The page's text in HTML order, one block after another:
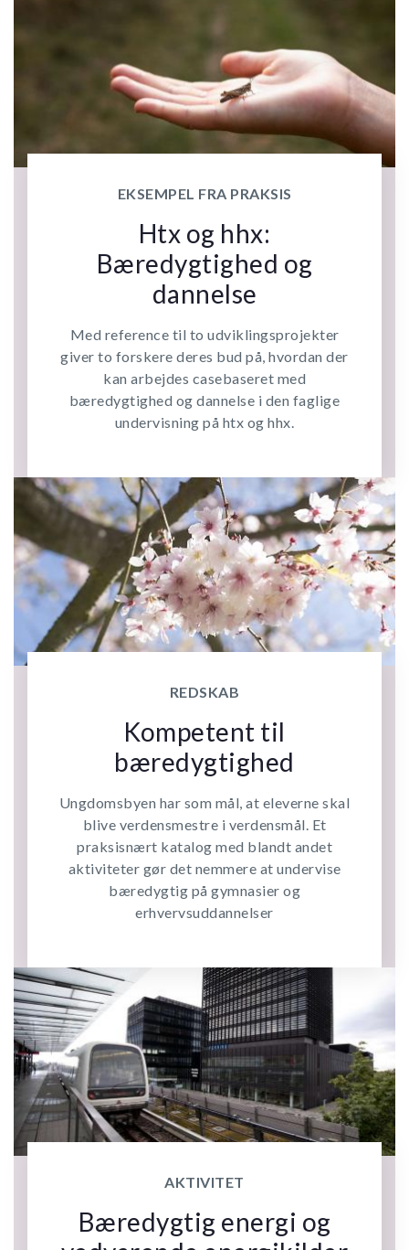
EKSEMPEL FRA PRAKSIS
Htx og hhx:
Bæredygtighed og
dannelse
Med reference til to udviklingsprojekter
giver to forskere deres bud på, hvordan der
kan arbejdes casebaseret med
bæredygtighed og dannelse i den faglige
undervisning på htx og hhx.
REDSKAB
Kompetent til
bæredygtighed
Ungdomsbyen har som mål, at eleverne skal
blive verdensmestre i verdensmål. Et
praksisnært katalog med blandt andet
aktiviteter gør det nemmere at undervise
bæredygtig på gymnasier og
erhvervsuddannelser
AKTIVITET
Bæredygtig energi og